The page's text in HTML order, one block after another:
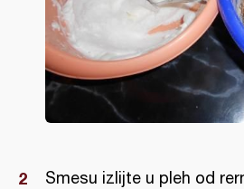
Smesu izlijte u pleh od